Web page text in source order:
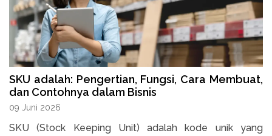
SKU adalah: Pengertian, Fungsi, Cara Membuat,
dan Contohnya dalam Bisnis
09 Juni 2026
SKU (Stock Keeping Unit) adalah kode unik yang